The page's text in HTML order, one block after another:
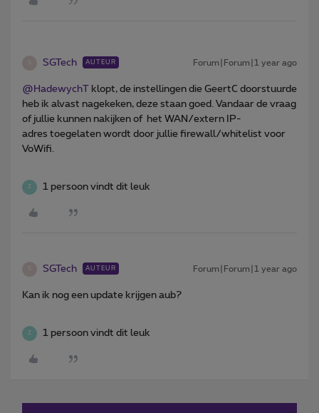
SGTech AUTEUR Forum|Forum|1 year ago
@HadewychT klopt, de instellingen die GeertC doorstuurde
heb ik alvast nagekeken, deze staan goed. Vandaar de vraag
of jullie kunnen nakijken of het WAN/extern IP-
adres toegelaten wordt door jullie firewall/whitelist voor
VoWifi.
Z 1 persoon vindt dit leuk
SGTech AUTEUR Forum|Forum|1 year ago
Kan ik nog een update krijgen aub?
Z 1 persoon vindt dit leuk